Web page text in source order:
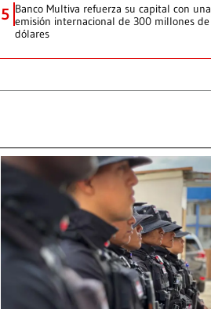
5 Banco Multiva refuerza su capital con una
emisión internacional de 300 millones de
dólares